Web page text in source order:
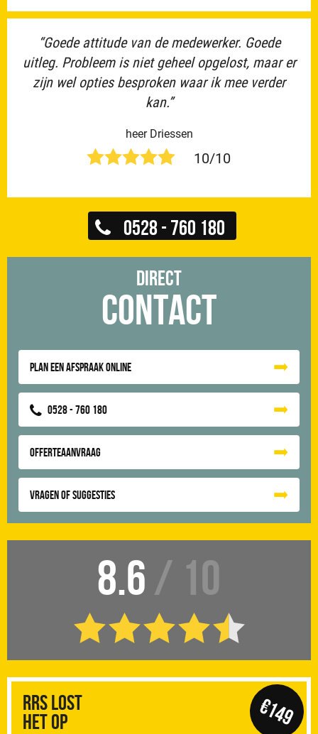
“Goede attitude van de medewerker. Goede
uitleg. Probleem is niet geheel opgelost, maar er
zijn wel opties besproken waar ik mee verder
kan.”
heer Driessen
10/10
0528 - 760 180
Direct
Contact
Plan een afspraak online
0528 - 760 180
Offerteaanvraag
Vragen of suggesties
8.6 / 10
RRS Lost
het op
€149